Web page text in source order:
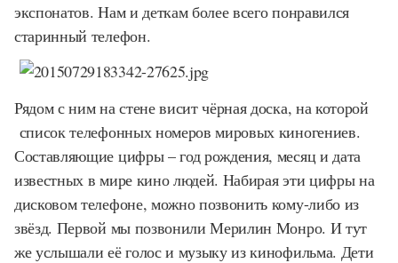
экспонатов. Нам и деткам более всего понравился
старинный телефон.
Рядом с ним на стене висит чёрная доска, на которой
список телефонных номеров мировых киногениев.
Составляющие цифры – год рождения, месяц и дата
известных в мире кино людей. Набирая эти цифры на
дисковом телефоне, можно позвонить кому-либо из
звёзд. Первой мы позвонили Мерилин Монро. И тут
же услышали её голос и музыку из кинофильма. Дети